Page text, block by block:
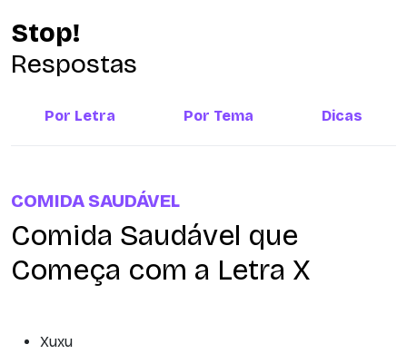
Stop!
Respostas
Por Letra Por Tema Dicas
COMIDA SAUDÁVEL
Comida Saudável que
Começa com a Letra X
Xuxu